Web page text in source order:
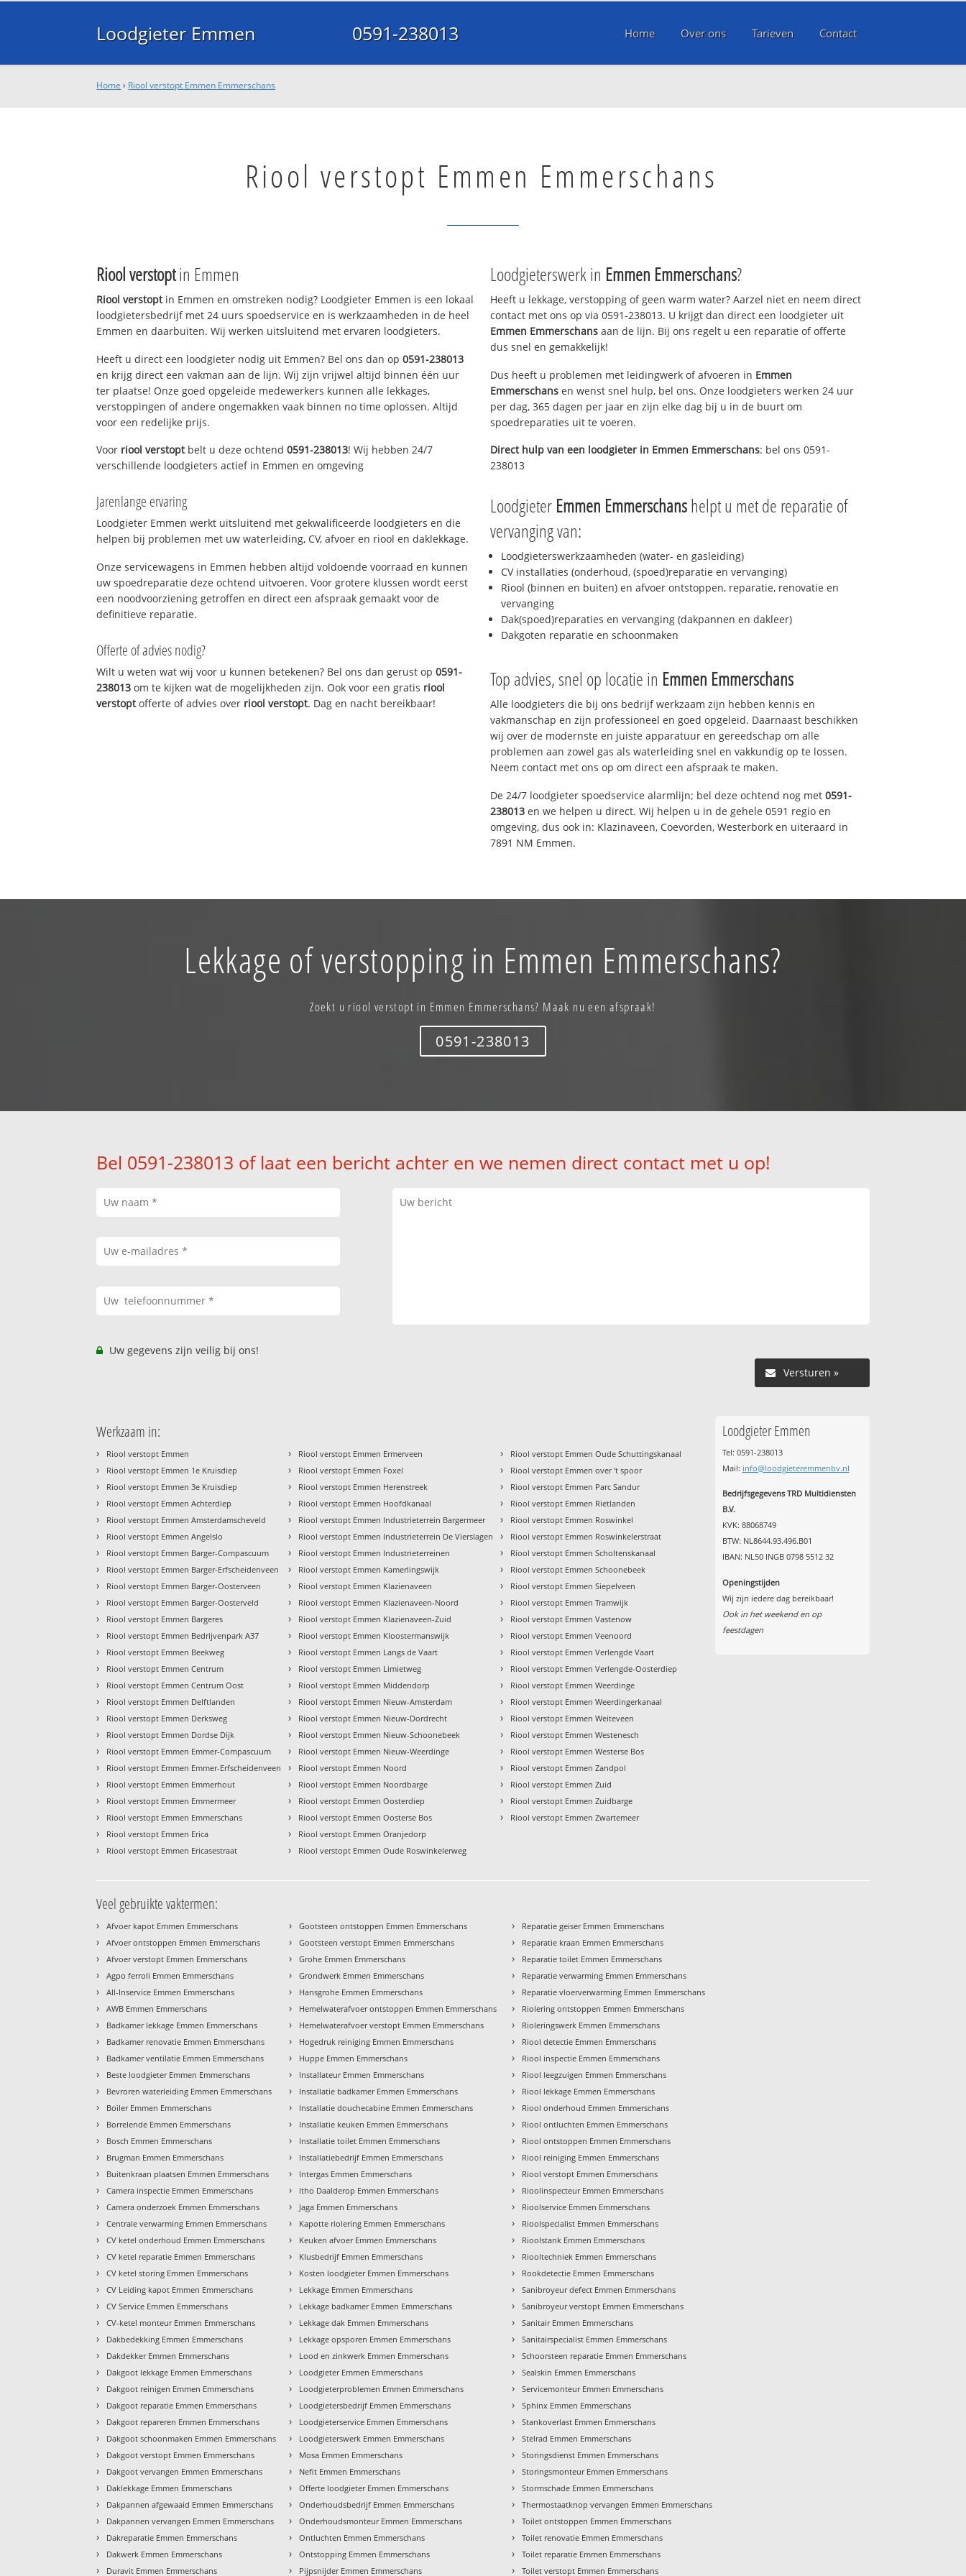
Loodgieter Emmen 0591-238013 Home Over ons Tarieven Contact
Home › Riool verstopt Emmen Emmerschans
Riool verstopt Emmen Emmerschans
Riool verstoptin Emmen
Riool verstoptin Emmen en omstreken nodig? Loodgieter Emmen is een lokaal
loodgietersbedrijf met 24 uurs spoedservice en is werkzaamheden in de heel
Emmen en daarbuiten. Wij werken uitsluitend met ervaren loodgieters.
Heeft u direct een loodgieter nodig uit Emmen? Bel ons dan op0591-238013
en krijg direct een vakman aan de lijn. Wij zijn vrijwel altijd binnen één uur
ter plaatse! Onze goed opgeleide medewerkers kunnen alle lekkages,
verstoppingen of andere ongemakken vaak binnen no time oplossen. Altijd
voor een redelijke prijs.
Voor riool verstoptbelt u deze ochtend0591-238013! Wij hebben 24/7
verschillende loodgieters actief in Emmen en omgeving
Jarenlange ervaring
Loodgieter Emmen werkt uitsluitend met gekwalificeerde loodgieters en die
helpen bij problemen met uw waterleiding, CV, afvoer en riool en daklekkage.
Onze servicewagens in Emmen hebben altijd voldoende voorraad en kunnen
uw spoedreparatie deze ochtend uitvoeren. Voor grotere klussen wordt eerst
een noodvoorziening getroffen en direct een afspraak gemaakt voor de
definitieve reparatie.
Offerte of advies nodig?
Wilt u weten wat wij voor u kunnen betekenen? Bel ons dan gerust op0591-
238013 om te kijken wat de mogelijkheden zijn. Ook voor een gratis riool
verstoptofferte of advies over riool verstopt. Dag en nacht bereikbaar!
Loodgieterswerk in Emmen Emmerschans?
Heeft u lekkage, verstopping of geen warm water? Aarzel niet en neem direct
contact met ons op via 0591-238013. U krijgt dan direct een loodgieter uit
Emmen Emmerschans aan de lijn. Bij ons regelt u een reparatie of offerte
dus snel en gemakkelijk!
Dus heeft u problemen met leidingwerk of afvoeren in Emmen
Emmerschans en wenst snel hulp, bel ons. Onze loodgieters werken 24 uur
per dag, 365 dagen per jaar en zijn elke dag bij u in de buurt om
spoedreparaties uit te voeren.
Direct hulp van een loodgieter in Emmen Emmerschans: bel ons 0591-
238013
Loodgieter Emmen Emmerschanshelpt u met de reparatie of
vervanging van:
Loodgieterswerkzaamheden (water- en gasleiding)
CV installaties (onderhoud, (spoed)reparatie en vervanging)
Riool (binnen en buiten) en afvoer ontstoppen, reparatie, renovatie en
vervanging
Dak(spoed)reparaties en vervanging (dakpannen en dakleer)
Dakgoten reparatie en schoonmaken
Top advies, snel op locatie in Emmen Emmerschans
Alle loodgieters die bij ons bedrijf werkzaam zijn hebben kennis en
vakmanschap en zijn professioneel en goed opgeleid. Daarnaast beschikken
wij over de modernste en juiste apparatuur en gereedschap om alle
problemen aan zowel gas als waterleiding snel en vakkundig op te lossen.
Neem contact met ons op om direct een afspraak te maken.
De 24/7 loodgieter spoedservice alarmlijn; bel deze ochtend nog met 0591-
238013 en we helpen u direct. Wij helpen u in de gehele 0591 regio en
omgeving, dus ook in: Klazinaveen, Coevorden, Westerbork en uiteraard in
7891 NM Emmen.
Lekkage of verstopping in Emmen Emmerschans?
Zoekt u riool verstopt in Emmen Emmerschans? Maak nu een afspraak!
0591-238013
Bel 0591-238013 of laat een bericht achter en we nemen direct contact met u op!
Uw gegevens zijn veilig bij ons!
Versturen »
Werkzaam in:
› Riool verstopt Emmen
› Riool verstopt Emmen 1e Kruisdiep
› Riool verstopt Emmen 3e Kruisdiep
› Riool verstopt Emmen Achterdiep
› Riool verstopt Emmen Amsterdamscheveld
› Riool verstopt Emmen Angelslo
› Riool verstopt Emmen Barger-Compascuum
› Riool verstopt Emmen Barger-Erfscheidenveen
› Riool verstopt Emmen Barger-Oosterveen
› Riool verstopt Emmen Barger-Oosterveld
› Riool verstopt Emmen Bargeres
› Riool verstopt Emmen Bedrijvenpark A37
› Riool verstopt Emmen Beekweg
› Riool verstopt Emmen Centrum
› Riool verstopt Emmen Centrum Oost
› Riool verstopt Emmen Delftlanden
› Riool verstopt Emmen Derksweg
› Riool verstopt Emmen Dordse Dijk
› Riool verstopt Emmen Emmer-Compascuum
› Riool verstopt Emmen Emmer-Erfscheidenveen
› Riool verstopt Emmen Emmerhout
› Riool verstopt Emmen Emmermeer
› Riool verstopt Emmen Emmerschans
› Riool verstopt Emmen Erica
› Riool verstopt Emmen Ericasestraat
› Riool verstopt Emmen Ermerveen
› Riool verstopt Emmen Foxel
› Riool verstopt Emmen Herenstreek
› Riool verstopt Emmen Hoofdkanaal
› Riool verstopt Emmen Industrieterrein Bargermeer
› Riool verstopt Emmen Industrieterrein De Vierslagen
› Riool verstopt Emmen Industrieterreinen
› Riool verstopt Emmen Kamerlingswijk
› Riool verstopt Emmen Klazienaveen
› Riool verstopt Emmen Klazienaveen-Noord
› Riool verstopt Emmen Klazienaveen-Zuid
› Riool verstopt Emmen Kloostermanswijk
› Riool verstopt Emmen Langs de Vaart
› Riool verstopt Emmen Limietweg
› Riool verstopt Emmen Middendorp
› Riool verstopt Emmen Nieuw-Amsterdam
› Riool verstopt Emmen Nieuw-Dordrecht
› Riool verstopt Emmen Nieuw-Schoonebeek
› Riool verstopt Emmen Nieuw-Weerdinge
› Riool verstopt Emmen Noord
› Riool verstopt Emmen Noordbarge
› Riool verstopt Emmen Oosterdiep
› Riool verstopt Emmen Oosterse Bos
› Riool verstopt Emmen Oranjedorp
› Riool verstopt Emmen Oude Roswinkelerweg
› Riool verstopt Emmen Oude Schuttingskanaal
› Riool verstopt Emmen over 't spoor
› Riool verstopt Emmen Parc Sandur
› Riool verstopt Emmen Rietlanden
› Riool verstopt Emmen Roswinkel
› Riool verstopt Emmen Roswinkelerstraat
› Riool verstopt Emmen Scholtenskanaal
› Riool verstopt Emmen Schoonebeek
› Riool verstopt Emmen Siepelveen
› Riool verstopt Emmen Tramwijk
› Riool verstopt Emmen Vastenow
› Riool verstopt Emmen Veenoord
› Riool verstopt Emmen Verlengde Vaart
› Riool verstopt Emmen Verlengde-Oosterdiep
› Riool verstopt Emmen Weerdinge
› Riool verstopt Emmen Weerdingerkanaal
› Riool verstopt Emmen Weiteveen
› Riool verstopt Emmen Westenesch
› Riool verstopt Emmen Westerse Bos
› Riool verstopt Emmen Zandpol
› Riool verstopt Emmen Zuid
› Riool verstopt Emmen Zuidbarge
› Riool verstopt Emmen Zwartemeer
Loodgieter Emmen
Tel: 0591-238013
Mail: info@loodgieteremmenbv.nl
Bedrijfsgegevens TRD Multidiensten
B.V.
KVK: 88068749
BTW: NL8644.93.496.B01
IBAN: NL50 INGB 0798 5512 32
Openingstijden
Wij zijn iedere dag bereikbaar!
Ook in het weekend en op
feestdagen
Veel gebruikte vaktermen:
› Afvoer kapot Emmen Emmerschans
› Afvoer ontstoppen Emmen Emmerschans
› Afvoer verstopt Emmen Emmerschans
› Agpo ferroli Emmen Emmerschans
› All-Inservice Emmen Emmerschans
› AWB Emmen Emmerschans
› Badkamer lekkage Emmen Emmerschans
› Badkamer renovatie Emmen Emmerschans
› Badkamer ventilatie Emmen Emmerschans
› Beste loodgieter Emmen Emmerschans
› Bevroren waterleiding Emmen Emmerschans
› Boiler Emmen Emmerschans
› Borrelende Emmen Emmerschans
› Bosch Emmen Emmerschans
› Brugman Emmen Emmerschans
› Buitenkraan plaatsen Emmen Emmerschans
› Camera inspectie Emmen Emmerschans
› Camera onderzoek Emmen Emmerschans
› Centrale verwarming Emmen Emmerschans
› CV ketel onderhoud Emmen Emmerschans
› CV ketel reparatie Emmen Emmerschans
› CV ketel storing Emmen Emmerschans
› CV Leiding kapot Emmen Emmerschans
› CV Service Emmen Emmerschans
› CV-ketel monteur Emmen Emmerschans
› Dakbedekking Emmen Emmerschans
› Dakdekker Emmen Emmerschans
› Dakgoot lekkage Emmen Emmerschans
› Dakgoot reinigen Emmen Emmerschans
› Dakgoot reparatie Emmen Emmerschans
› Dakgoot repareren Emmen Emmerschans
› Dakgoot schoonmaken Emmen Emmerschans
› Dakgoot verstopt Emmen Emmerschans
› Dakgoot vervangen Emmen Emmerschans
› Daklekkage Emmen Emmerschans
› Dakpannen afgewaaid Emmen Emmerschans
› Dakpannen vervangen Emmen Emmerschans
› Dakreparatie Emmen Emmerschans
› Dakwerk Emmen Emmerschans
› Duravit Emmen Emmerschans
› Gootsteen ontstoppen Emmen Emmerschans
› Gootsteen verstopt Emmen Emmerschans
› Grohe Emmen Emmerschans
› Grondwerk Emmen Emmerschans
› Hansgrohe Emmen Emmerschans
› Hemelwaterafvoer ontstoppen Emmen Emmerschans
› Hemelwaterafvoer verstopt Emmen Emmerschans
› Hogedruk reiniging Emmen Emmerschans
› Huppe Emmen Emmerschans
› Installateur Emmen Emmerschans
› Installatie badkamer Emmen Emmerschans
› Installatie douchecabine Emmen Emmerschans
› Installatie keuken Emmen Emmerschans
› Installatie toilet Emmen Emmerschans
› Installatiebedrijf Emmen Emmerschans
› Intergas Emmen Emmerschans
› Itho Daalderop Emmen Emmerschans
› Jaga Emmen Emmerschans
› Kapotte riolering Emmen Emmerschans
› Keuken afvoer Emmen Emmerschans
› Klusbedrijf Emmen Emmerschans
› Kosten loodgieter Emmen Emmerschans
› Lekkage Emmen Emmerschans
› Lekkage badkamer Emmen Emmerschans
› Lekkage dak Emmen Emmerschans
› Lekkage opsporen Emmen Emmerschans
› Lood en zinkwerk Emmen Emmerschans
› Loodgieter Emmen Emmerschans
› Loodgieterproblemen Emmen Emmerschans
› Loodgietersbedrijf Emmen Emmerschans
› Loodgieterservice Emmen Emmerschans
› Loodgieterswerk Emmen Emmerschans
› Mosa Emmen Emmerschans
› Nefit Emmen Emmerschans
› Offerte loodgieter Emmen Emmerschans
› Onderhoudsbedrijf Emmen Emmerschans
› Onderhoudsmonteur Emmen Emmerschans
› Ontluchten Emmen Emmerschans
› Ontstopping Emmen Emmerschans
› Pijpsnijder Emmen Emmerschans
› Reparatie geiser Emmen Emmerschans
› Reparatie kraan Emmen Emmerschans
› Reparatie toilet Emmen Emmerschans
› Reparatie verwarming Emmen Emmerschans
› Reparatie vloerverwarming Emmen Emmerschans
› Riolering ontstoppen Emmen Emmerschans
› Rioleringswerk Emmen Emmerschans
› Riool detectie Emmen Emmerschans
› Riool inspectie Emmen Emmerschans
› Riool leegzuigen Emmen Emmerschans
› Riool lekkage Emmen Emmerschans
› Riool onderhoud Emmen Emmerschans
› Riool ontluchten Emmen Emmerschans
› Riool ontstoppen Emmen Emmerschans
› Riool reiniging Emmen Emmerschans
› Riool verstopt Emmen Emmerschans
› Rioolinspecteur Emmen Emmerschans
› Rioolservice Emmen Emmerschans
› Rioolspecialist Emmen Emmerschans
› Rioolstank Emmen Emmerschans
› Riooltechniek Emmen Emmerschans
› Rookdetectie Emmen Emmerschans
› Sanibroyeur defect Emmen Emmerschans
› Sanibroyeur verstopt Emmen Emmerschans
› Sanitair Emmen Emmerschans
› Sanitairspecialist Emmen Emmerschans
› Schoorsteen reparatie Emmen Emmerschans
› Sealskin Emmen Emmerschans
› Servicemonteur Emmen Emmerschans
› Sphinx Emmen Emmerschans
› Stankoverlast Emmen Emmerschans
› Stelrad Emmen Emmerschans
› Storingsdienst Emmen Emmerschans
› Storingsmonteur Emmen Emmerschans
› Stormschade Emmen Emmerschans
› Thermostaatknop vervangen Emmen Emmerschans
› Toilet ontstoppen Emmen Emmerschans
› Toilet renovatie Emmen Emmerschans
› Toilet reparatie Emmen Emmerschans
› Toilet verstopt Emmen Emmerschans